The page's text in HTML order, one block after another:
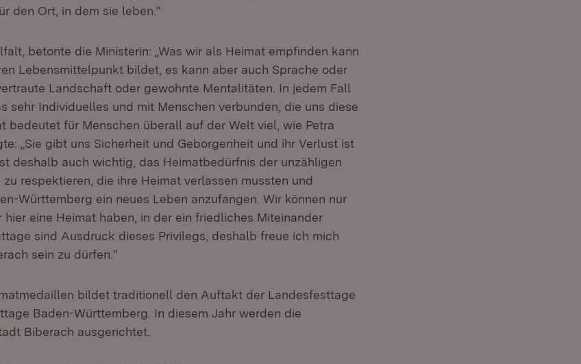
den Ort, in dem sie leben.“
betonte die Ministerin: „Was wir als Heimat empfinden kann
Lebensmittelpunkt bildet, es kann aber auch Sprache oder
Landschaft oder gewohnte Mentalitäten. In jedem Fall
sehr Individuelles und mit Menschen verbunden, die uns diese
bedeutet für Menschen überall auf der Welt viel, wie Petra
„Sie gibt uns Sicherheit und Geborgenheit und ihr Verlust ist
deshalb auch wichtig, das Heimatbedürfnis der unzähligen
respektieren, die ihre Heimat verlassen mussten und
Württemberg ein neues Leben anzufangen. Wir können nur
hier eine Heimat haben, in der ein friedliches Miteinander
sind Ausdruck dieses Privilegs, deshalb freue ich mich
sein zu dürfen.“
bildet traditionell den Auftakt der Landesfesttage
Baden-Württemberg. In diesem Jahr werden die
Biberach ausgerichtet.